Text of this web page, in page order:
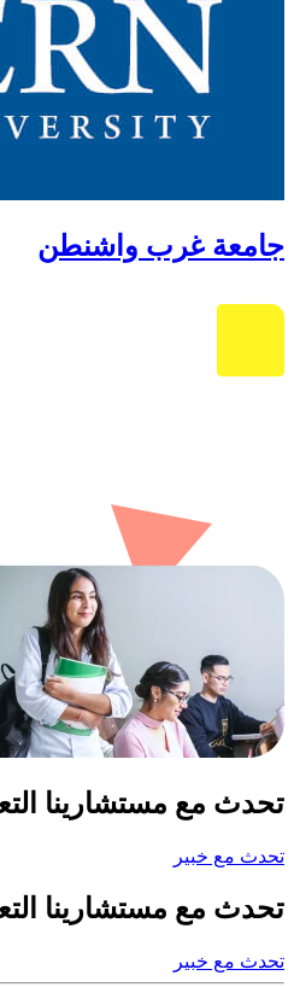
جامعة غرب واشنطن
تحدث مع مستشارينا
تحدث مع خبير
تحدث مع مستشارينا
تحدث مع خبير